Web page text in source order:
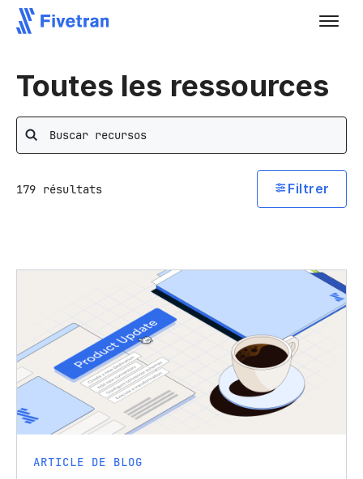
Toutes les ressources
Rechercher
Filtrer
179 résultats
ARTICLE DE BLOG